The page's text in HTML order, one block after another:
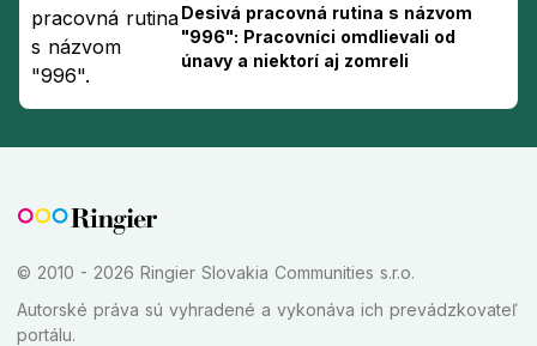
Desivá pracovná rutina s názvom
"996": Pracovníci omdlievali od
únavy a niektorí aj zomreli
© 2010 - 2026 Ringier Slovakia Communities s.r.o.
Autorské práva sú vyhradené a vykonáva ich prevádzkovateľ
portálu.